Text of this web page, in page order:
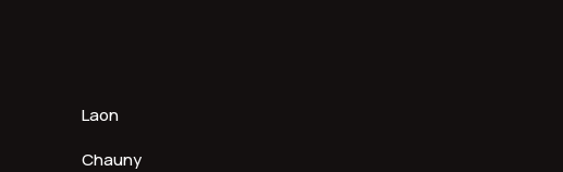
Laon
Chauny